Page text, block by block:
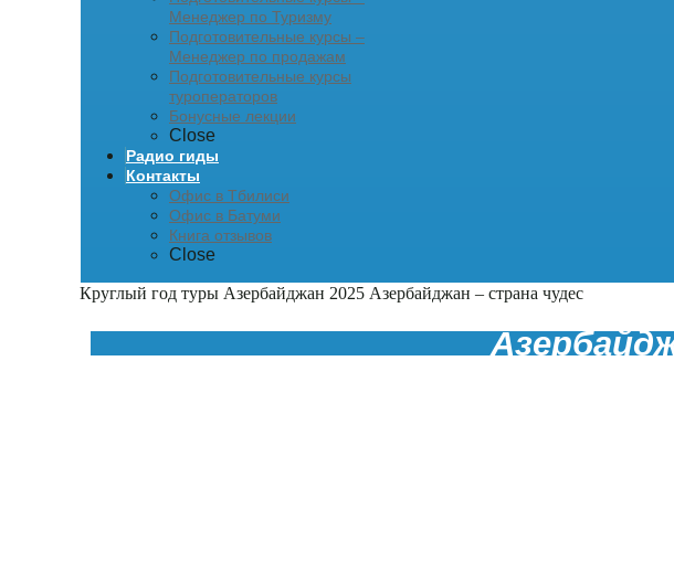
Менеджер по Туризму
Подготовительные курсы –
Менеджер по продажам
Подготовительные курсы
туроператоров
Бонусные лекции
Close
Радио гиды
Контакты
Офис в Тбилиси
Офис в Батуми
Книга отзывов
Close
Круглый год туры Азербайджан 2025 Азербайджан – страна чудес